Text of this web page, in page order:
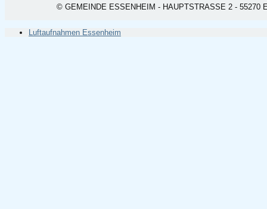
© GEMEINDE ESSENHEIM - HAUPTSTRASSE 2 - 55270
Luftaufnahmen Essenheim